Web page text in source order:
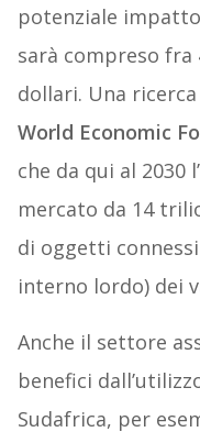
potenziale
sarà compreso
dollari. Una
World Economic
che da qui al 2030
mercato da 14
di oggetti
interno lordo) dei
Anche il settore
benefici
Sudafrica, per